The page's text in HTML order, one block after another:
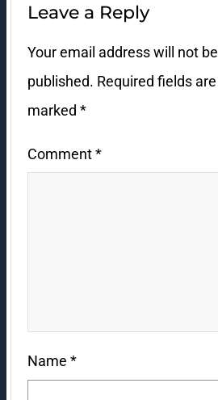
Leave a Reply
Your email address will not be
published. Required fields are
marked *
Comment*
Name *